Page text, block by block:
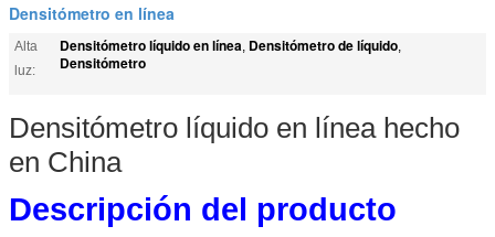
Densitómetro en línea
Alta
luz:
Densitómetro líquido en línea, Densitómetro de líquido,
Densitómetro
Densitómetro líquido en línea hecho
en China
Descripción del producto